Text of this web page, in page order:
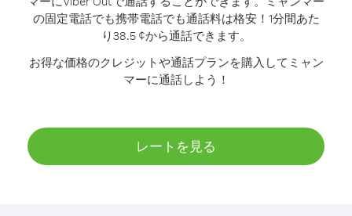
の固定電話でも携帯電話でも通話料は格安！1分間あた
り38.5 ¢から通話できます。
お得な価格のクレジットや通話プランを購入してミャン
マーに通話しよう！
レートを見る